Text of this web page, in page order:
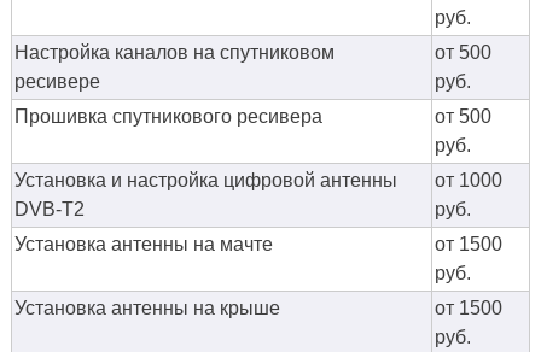
руб.
Настройка каналов на спутниковом
ресивере
от 500
руб.
Прошивка спутникового ресивера
от 500
руб.
Установка и настройка цифровой антенны
DVB-T2
от 1000
руб.
Установка антенны на мачте
от 1500
руб.
Установка антенны на крыше
от 1500
руб.